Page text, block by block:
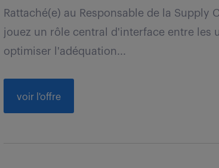
Rattaché(e) au Responsable de la
jouez un rôle central d'interface entre les
optimiser l'adéquation...
voir l'offre